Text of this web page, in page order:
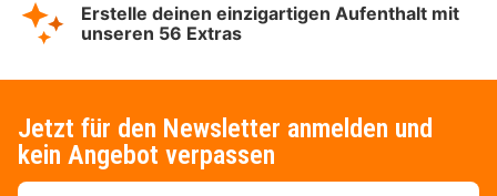
Erstelle deinen einzigartigen Aufenthalt mit
unseren 56 Extras
Jetzt für den Newsletter anmelden und
kein Angebot verpassen